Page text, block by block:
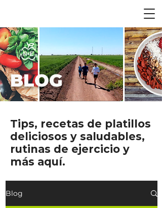
BLOG
Blog
Tips, recetas de platillos
deliciosos y saludables,
rutinas de ejercicio y
más aquí.